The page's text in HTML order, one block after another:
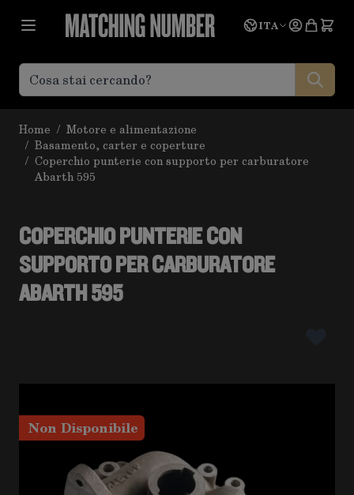
Lingua
ITA
Home / Motore e alimentazione
/ Basamento, carter e coperture
/ Coperchio punterie con supporto per carburatore
Abarth 595
COPERCHIO PUNTERIE CON
SUPPORTO PER CARBURATORE
ABARTH 595
Non Disponibile